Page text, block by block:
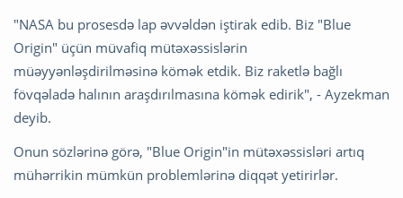
"NASA bu prosesdə lap əvvəldən iştirak edib. Biz "Blue
Origin" üçün müvafiq mütəxəssislərin
müəyyənləşdirilməsinə kömək etdik. Biz raketlə bağlı
fövqəladə halının araşdırılmasına kömək edirik", - Ayzekman
deyib.
Onun sözlərinə görə, "Blue Origin"in mütəxəssisləri artıq
mühərrikin mümkün problemlərinə diqqət yetirirlər.